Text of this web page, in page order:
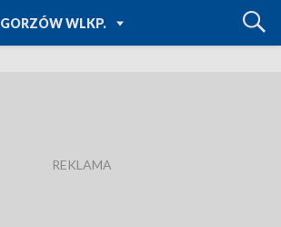
GORZÓW WLKP.
TVP REGIONY